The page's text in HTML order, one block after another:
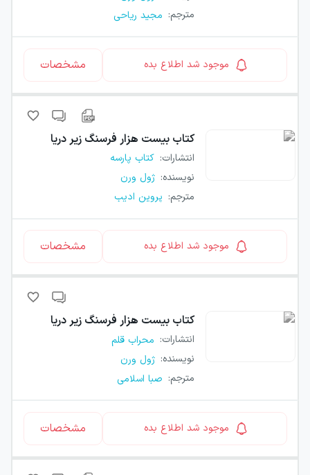
مترجم: مجید ریاحی
موجود شد اطلاع بده مشخصات
کتاب بیست هزار فرسنگ زیر دریا
انتشارات: کتاب پارسه
نویسنده: ژول ورن
مترجم: پروین ادیب
موجود شد اطلاع بده مشخصات
کتاب بیست هزار فرسنگ زیر دریا
انتشارات: محراب قلم
نویسنده: ژول ورن
مترجم: صبا اسلامی
موجود شد اطلاع بده مشخصات